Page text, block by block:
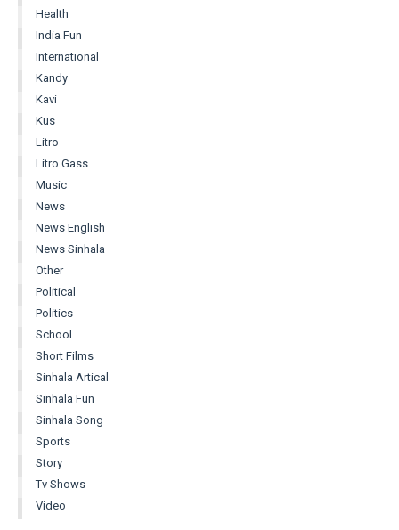
Health
India Fun
International
Kandy
Kavi
Kus
Litro
Litro Gass
Music
News
News English
News Sinhala
Other
Political
Politics
School
Short Films
Sinhala Artical
Sinhala Fun
Sinhala Song
Sports
Story
Tv Shows
Video